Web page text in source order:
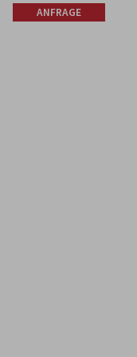
ANFRAGE